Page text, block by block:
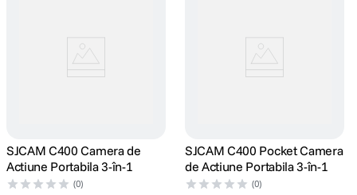
ulanzi
10. nou
SJCAM C400 Camera de
Actiune Portabila 3-în-1
(0)
SJCAM C400 Pocket Camera
de Actiune Portabila 3-în-1
(0)